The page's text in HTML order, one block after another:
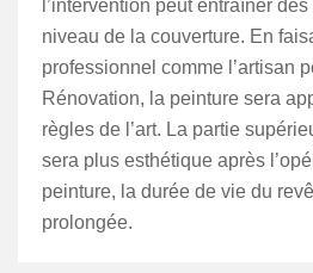
l’intervention peut entraîner
niveau de la couverture. En
professionnel comme l’artisan
Rénovation, la peinture sera
règles de l’art. La partie
sera plus esthétique après
peinture, la durée de vie du
prolongée.